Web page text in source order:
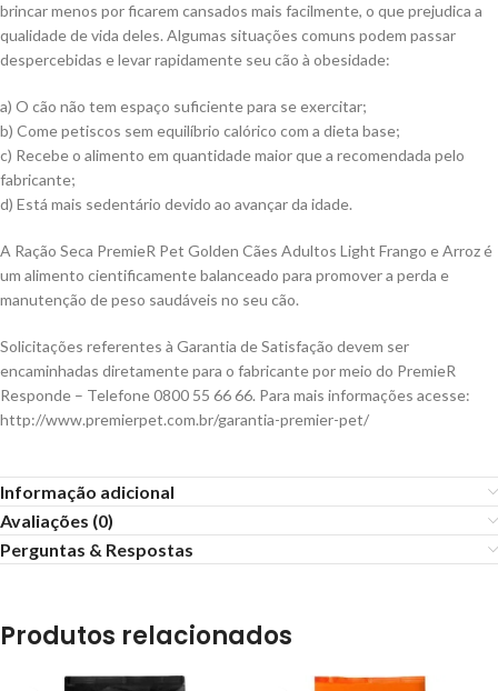
brincar menos por ficarem cansados mais facilmente, o que prejudica a
qualidade de vida deles. Algumas situações comuns podem passar
despercebidas e levar rapidamente seu cão à obesidade:
a) O cão não tem espaço suficiente para se exercitar;
b) Come petiscos sem equilíbrio calórico com a dieta base;
c) Recebe o alimento em quantidade maior que a recomendada pelo
fabricante;
d) Está mais sedentário devido ao avançar da idade.
A Ração Seca PremieR Pet Golden Cães Adultos Light Frango e Arroz é
um alimento cientificamente balanceado para promover a perda e
manutenção de peso saudáveis no seu cão.
Solicitações referentes à Garantia de Satisfação devem ser
encaminhadas diretamente para o fabricante por meio do PremieR
Responde – Telefone 0800 55 66 66. Para mais informações acesse:
http://www.premierpet.com.br/garantia-premier-pet/
Informação adicional
Avaliações (0)
Perguntas & Respostas
Produtos relacionados